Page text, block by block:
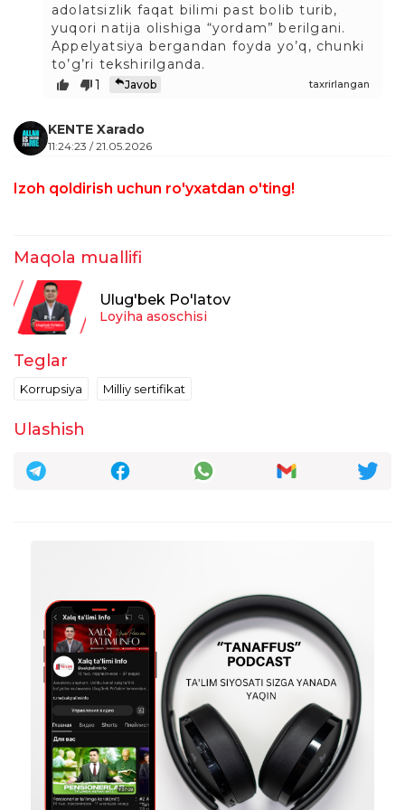
adolatsizlik faqat bilimi past bolib turib,
yuqori natija olishiga “yordam” berilgani.
Appelyatsiya bergandan foyda yo’q, chunki
to’g’ri tekshirilganda.
taxrirlangan
1 Javob
KENTE Xarado
11:24:23 / 21.05.2026
toʻliqligicha qolmay sizlarda yana koʻproq
11:22:09 / 21.05.2026
Qoyil nima endi bu vaziyatdan chiqish
uchun oʻzlaricha ilmiy javob keltirdida nima
ular oʻylashganku buni qolganlar tushunadi
aniq va tushunarli maʼlumotlar chunki
bir kuni shunday qilmishlari uchun bir kun
kabi bizni ochkoʻzligimiz tufayli oʻsha
ruslarga qaram boʻldik umid qilamanki
Yakuniy natijaga ta'sir ko'rsatmagan
deyapsizlar va kitob ochib qaramagan
o‘quvchilar C+ , shuncha tayyorlanganlar
esa C ham ola olishmayapti, A darajaliklar
B+ ga tushib ketishdi, C+liklar A darajaga
chiqib ketishdi. Qanday tushunish mumkin,
nima omadi bor olyapti deylikmi? Unda
nima keragi bor test o‘tqazib.
taxrirlangan
1 Javob
Dilafroʻz Fayziyeva
Izoh qoldirish uchun ro'yxatdan o'ting!
Maqola muallifi
Ulug'bek Po'latov
Loyiha asoschisi
Teglar
Korrupsiya Milliy sertifikat
Ulashish